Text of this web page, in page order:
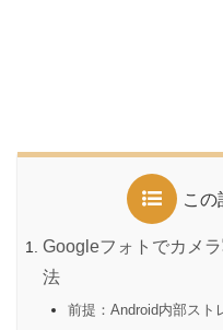
この
Googleフォトでカメ
法
前提：Android内部スト